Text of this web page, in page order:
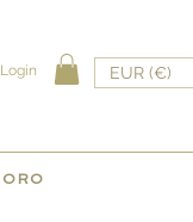
Login EUR (€)
ORO